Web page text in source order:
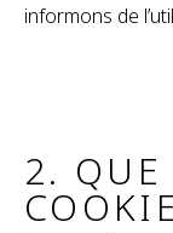
informons de
2. QUE